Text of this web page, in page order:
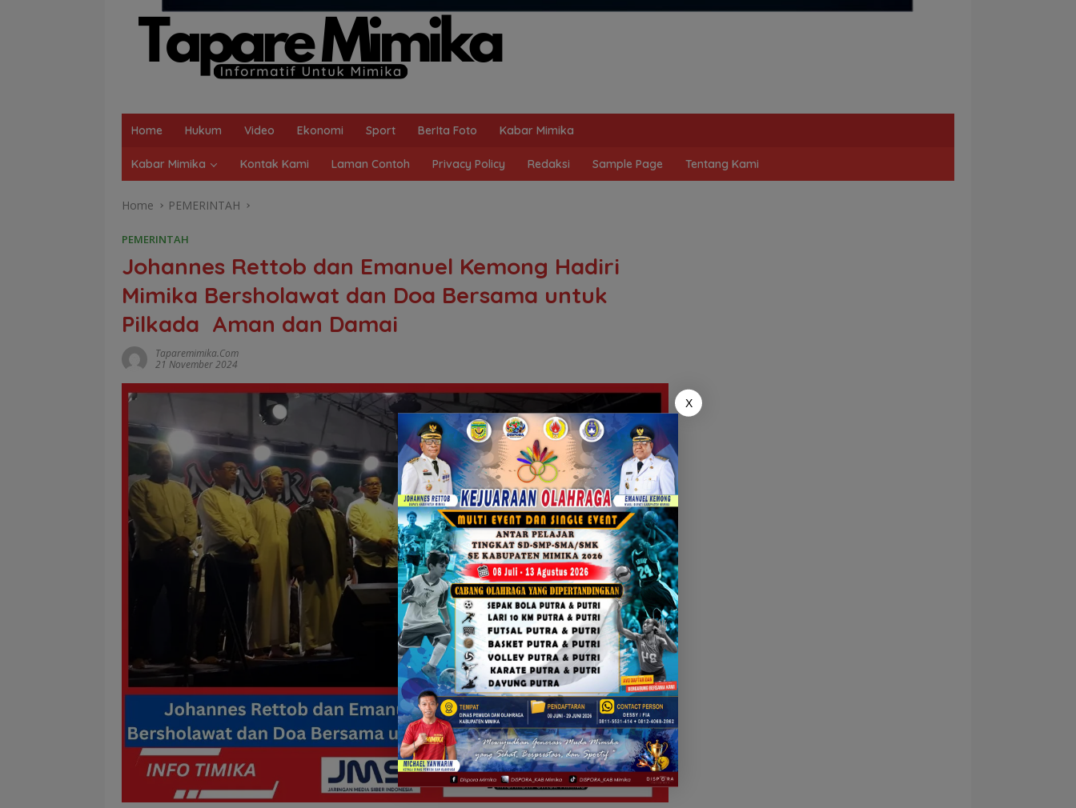
Home Hukum Video Ekonomi Sport BerIta Foto Kabar Mimika
Kabar Mimika Kontak Kami Laman Contoh Privacy Policy Redaksi Sample Page Tentang Kami
Home PEMERINTAH
PEMERINTAH
Johannes Rettob dan Emanuel Kemong Hadiri
Mimika Bersholawat dan Doa Bersama untuk
Pilkada Aman dan Damai
Taparemimika.com
21 November 2024
X